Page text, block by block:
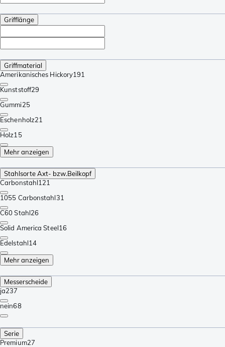
Grifflänge
Griffmaterial
Amerikanisches Hickory191
Kunststoff29
Gummi25
Eschenholz21
Holz15
Mehr anzeigen
Stahlsorte Axt- bzw.Beilkopf
Carbonstahl121
1055 Carbonstahl31
C60 Stahl26
Solid America Steel16
Edelstahl14
Mehr anzeigen
Messerscheide
ja237
nein68
Serie
Premium27